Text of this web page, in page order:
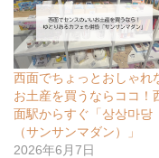
西面でちょっとおしゃれ
お土産を買うならココ！
面駅からすぐ「상상마당
（サンサンマダン）」
2026年6月7日